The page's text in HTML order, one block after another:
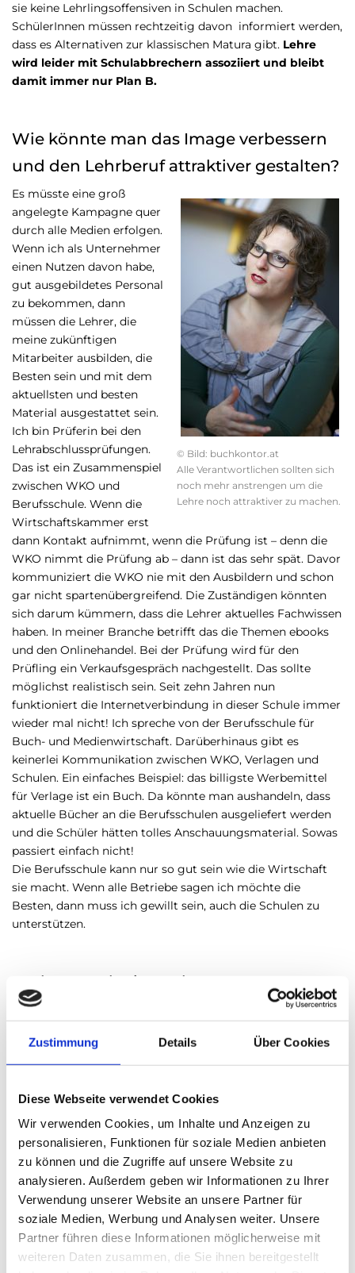
Zustimmung Details Über Cookies
Diese Webseite verwendet Cookies
Wir verwenden Cookies, um Inhalte und Anzeigen zu
personalisieren, Funktionen für soziale Medien anbieten
zu können und die Zugriffe auf unsere Website zu
analysieren. Außerdem geben wir Informationen zu Ihrer
Verwendung unserer Website an unsere Partner für
soziale Medien, Werbung und Analysen weiter. Unsere
Partner führen diese Informationen möglicherweise mit
weiteren Daten zusammen, die Sie ihnen bereitgestellt
sie keine Lehrlingsoffensiven in Schulen machen.
SchülerInnen müssen rechtzeitig davon informiert werden,
dass es Alternativen zur klassischen Matura gibt. Lehre
wird leider mit Schulabbrechern assoziiert und bleibt
damit immer nur Plan B.
Wie könnte man das Image verbessern
und den Lehrberuf attraktiver gestalten?
© Bild: buchkontor.at
Alle Verantwortlichen sollten sich
noch mehr anstrengen um die
Lehre noch attraktiver zu machen.
Es müsste eine groß
angelegte Kampagne quer
durch alle Medien erfolgen.
Wenn ich als Unternehmer
einen Nutzen davon habe,
gut ausgebildetes Personal
zu bekommen, dann
müssen die Lehrer, die
meine zukünftigen
Mitarbeiter ausbilden, die
Besten sein und mit dem
aktuellsten und besten
Material ausgestattet sein.
Ich bin Prüferin bei den
Lehrabschlussprüfungen.
Das ist ein Zusammenspiel
zwischen WKO und
Berufsschule. Wenn die
Wirtschaftskammer erst
dann Kontakt aufnimmt, wenn die Prüfung ist – denn die
WKO nimmt die Prüfung ab – dann ist das sehr spät. Davor
kommuniziert die WKO nie mit den Ausbildern und schon
gar nicht spartenübergreifend. Die Zuständigen könnten
sich darum kümmern, dass die Lehrer aktuelles Fachwissen
haben. In meiner Branche betrifft das die Themen ebooks
und den Onlinehandel. Bei der Prüfung wird für den
Prüfling ein Verkaufsgespräch nachgestellt. Das sollte
möglichst realistisch sein. Seit zehn Jahren nun
funktioniert die Internetverbindung in dieser Schule immer
wieder mal nicht! Ich spreche von der Berufsschule für
Buch- und Medienwirtschaft. Darüberhinaus gibt es
keinerlei Kommunikation zwischen WKO, Verlagen und
Schulen. Ein einfaches Beispiel: das billigste Werbemittel
für Verlage ist ein Buch. Da könnte man aushandeln, dass
aktuelle Bücher an die Berufsschulen ausgeliefert werden
und die Schüler hätten tolles Anschauungsmaterial. Sowas
passiert einfach nicht!
Die Berufsschule kann nur so gut sein wie die Wirtschaft
sie macht. Wenn alle Betriebe sagen ich möchte die
Besten, dann muss ich gewillt sein, auch die Schulen zu
unterstützen.
Du hast auch eine Lehre zur
Buchhändlerin gemacht? Haben sich die
Anforderungen an die Lehrlinge
verändert? Wenn ja, wie genau?
verändert. Frequenz, Einkaufszentren, Onlinehandel,
Kommunikation mit Kunden im Facebook; Wie gestalte ich
einen Webshop, wie organisiert man gute Veranstaltungen,
wie bekomme man die Kunden ins Geschäft.
Dieses Wissen muss vor Ort in der Praxis vermittelt werden
und sollte auch in den Berufsschulen adäquat und
zeitgemäß gelehrt werden.